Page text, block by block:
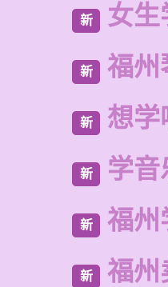
新 女生
新 福州
新 想学
新 学音
新 福州
新 福州